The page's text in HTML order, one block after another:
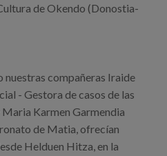
de Okendo (Donostia-
nuestras compañeras Iraide
- Gestora de casos de las
Karmen Garmendia
de Matia, ofrecían
Helduen Hitza, en la